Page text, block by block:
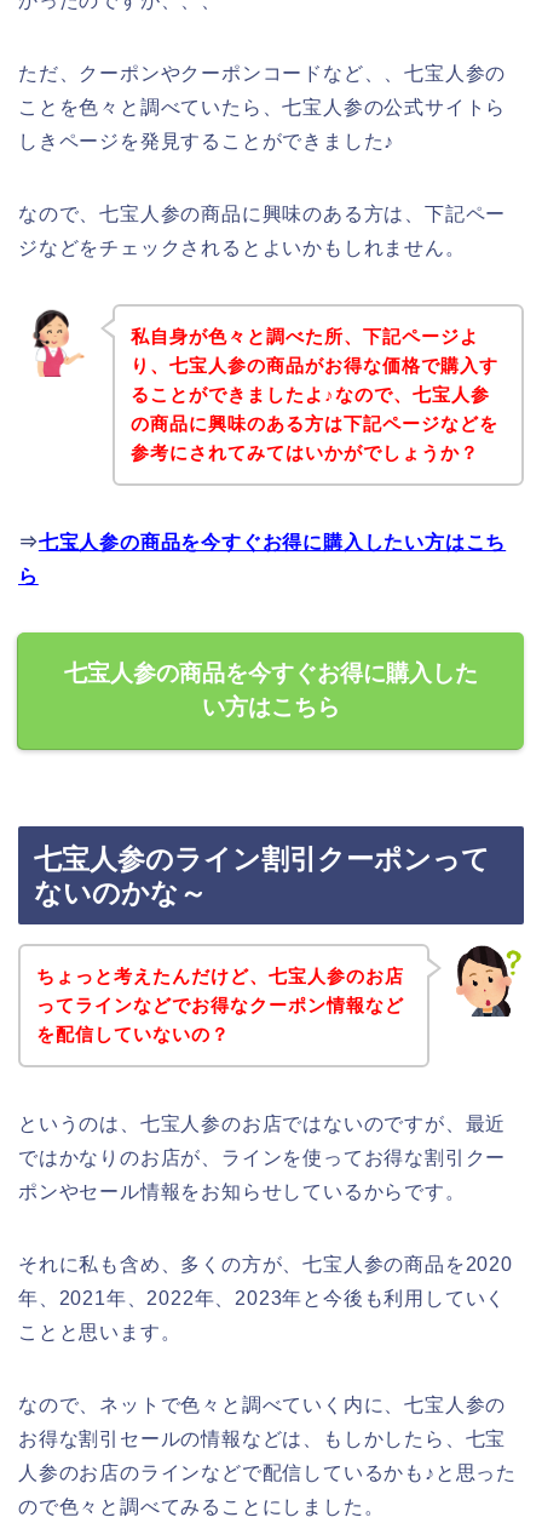
ただ、クーポンやクーポンコードなど、、七宝人参の
ことを色々と調べていたら、七宝人参の公式サイトら
しきページを発見することができました♪
なので、七宝人参の商品に興味のある方は、下記ペー
ジなどをチェックされるとよいかもしれません。
私自身が色々と調べた所、下記ページよ
り、七宝人参の商品がお得な価格で購入す
ることができましたよ♪なので、七宝人参
の商品に興味のある方は下記ページなどを
参考にされてみてはいかがでしょうか？
⇒七宝人参の商品を今すぐお得に購入したい方はこち
ら
七宝人参の商品を今すぐお得に購入した
い方はこちら
七宝人参のライン割引クーポンって
ないのかな～
ちょっと考えたんだけど、七宝人参のお店
ってラインなどでお得なクーポン情報など
を配信していないの？
というのは、七宝人参のお店ではないのですが、最近
ではかなりのお店が、ラインを使ってお得な割引クー
ポンやセール情報をお知らせしているからです。
それに私も含め、多くの方が、七宝人参の商品を2020
年、2021年、2022年、2023年と今後も利用していく
ことと思います。
なので、ネットで色々と調べていく内に、七宝人参の
お得な割引セールの情報などは、もしかしたら、七宝
人参のお店のラインなどで配信しているかも♪と思った
ので色々と調べてみることにしました。